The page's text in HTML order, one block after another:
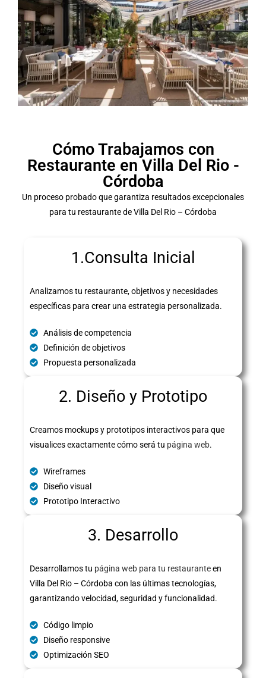
Cómo Trabajamos con
Restaurante en Villa Del Rio -
Córdoba
Un proceso probado que garantiza resultados excepcionales
para tu restaurante de Villa Del Rio – Córdoba
1.Consulta Inicial
Analizamos tu restaurante, objetivos y necesidades
específicas para crear una estrategia personalizada.
Análisis de competencia
Definición de objetivos
Propuesta personalizada
2. Diseño y Prototipo
Creamos mockups y prototipos interactivos para que
visualices exactamente cómo será tu página web.
Wireframes
Diseño visual
Prototipo Interactivo
3. Desarrollo
Desarrollamos tu página web para tu restauranteen
Villa Del Rio – Córdoba con las últimas tecnologías,
garantizando velocidad, seguridad y funcionalidad.
Código limpio
Diseño responsive
Optimización SEO